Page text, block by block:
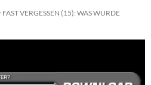
FAST VERGESSEN (15): WAS WURDE